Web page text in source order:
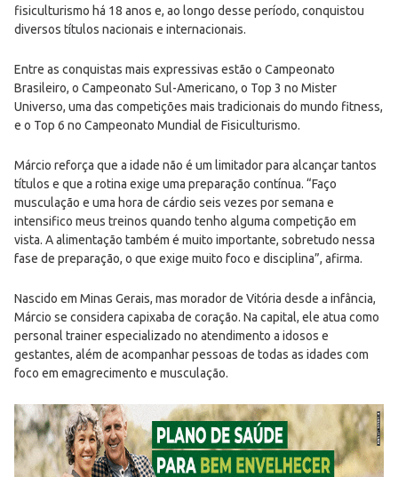
fisiculturismo há 18 anos e, ao longo desse período, conquistou
diversos títulos nacionais e internacionais.
Entre as conquistas mais expressivas estão o Campeonato
Brasileiro, o Campeonato Sul-Americano, o Top 3 no Mister
Universo, uma das competições mais tradicionais do mundo fitness,
e o Top 6 no Campeonato Mundial de Fisiculturismo.
Márcio reforça que a idade não é um limitador para alcançar tantos
títulos e que a rotina exige uma preparação contínua. “Faço
musculação e uma hora de cárdio seis vezes por semana e
intensifico meus treinos quando tenho alguma competição em
vista. A alimentação também é muito importante, sobretudo nessa
fase de preparação, o que exige muito foco e disciplina”, afirma.
Nascido em Minas Gerais, mas morador de Vitória desde a infância,
Márcio se considera capixaba de coração. Na capital, ele atua como
personal trainer especializado no atendimento a idosos e
gestantes, além de acompanhar pessoas de todas as idades com
foco em emagrecimento e musculação.